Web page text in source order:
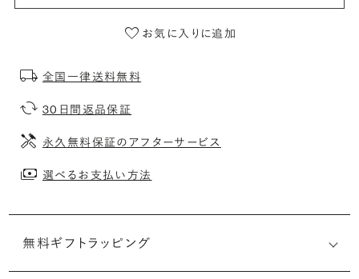
お気に入りに追加
全国一律送料無料
30日間返品保証
永久無料保証のアフターサービス
選べるお支払い方法
無料ギフトラッピング